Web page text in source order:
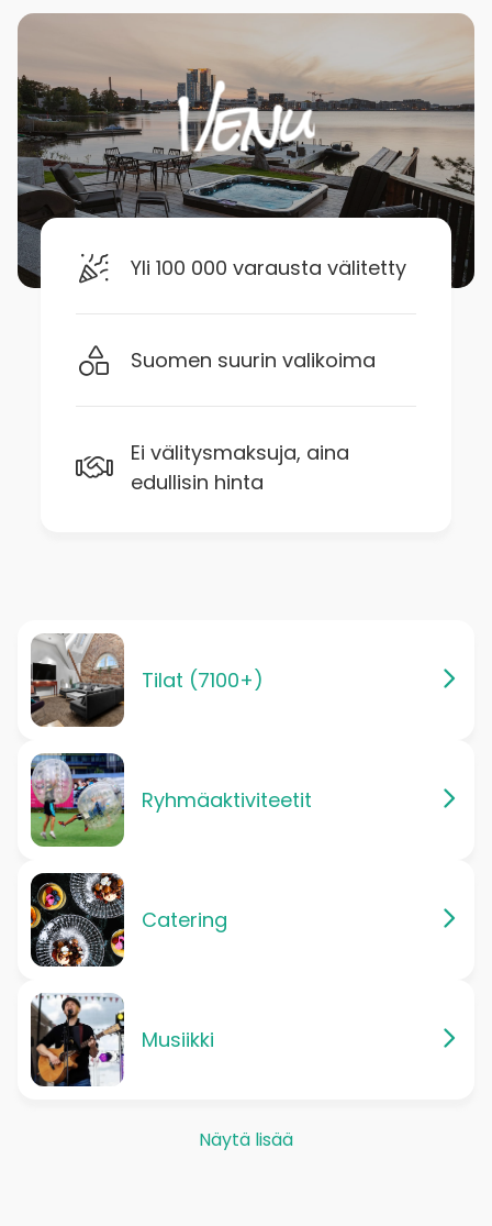
Yli 100 000 varausta välitetty
Suomen suurin valikoima
Ei välitysmaksuja, aina
edullisin hinta
Tilat (7100+)
Ryhmäaktiviteetit
Catering
Musiikki
Näytä lisää